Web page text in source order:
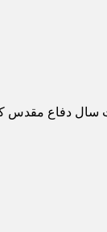
دفاع مقدس